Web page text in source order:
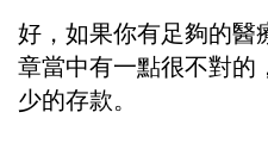
好，如果你有足夠的醫
章當中有一點很不對的
少的存款。